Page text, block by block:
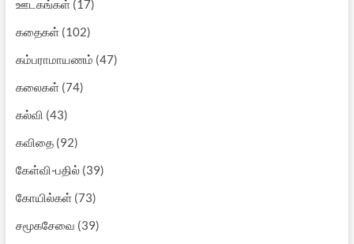
ஊடகங்கள்(17)
கதைகள்(102)
கம்பராமாயணம் (47)
கலைகள்(74)
கல்வி (43)
கவிதை(92)
கேள்வி-பதில்(39)
கோயில்கள்(73)
சமூகசேவை (39)